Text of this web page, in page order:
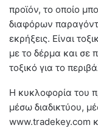
προϊόν, το οποίο
διαφόρων
εκρήξεις. Είναι
με το δέρμα και σε
τοξικό για το
Η κυκλοφορία του
μέσω διαδικτύου,
www.tradekey.com